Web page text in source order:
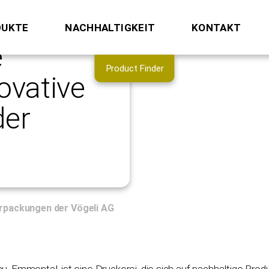
Matratzen & Schaumstoffe
NACHHALTIGKEIT KONTAKT
Product Finder
der Vögeli AG